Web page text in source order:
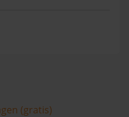
(gratis)